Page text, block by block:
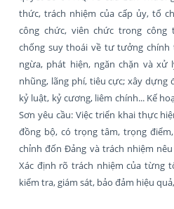
thức, trách nhiệm của cấp ủy, tổ
công chức, viên chức trong công
chống suy thoái về tư tưởng chính
ngừa, phát hiện, ngăn chặn và
nhũng, lãng phí, tiêu cực; xây dựng
kỷ luật, kỷ cương, liêm chính... Kế
Sơn yêu cầu: Việc triển khai thực
đồng bộ, có trọng tâm, trọng
chỉnh đốn Đảng và trách nhiệm
Xác định rõ trách nhiệm của từng
kiểm tra, giám sát, bảo đảm hiệu